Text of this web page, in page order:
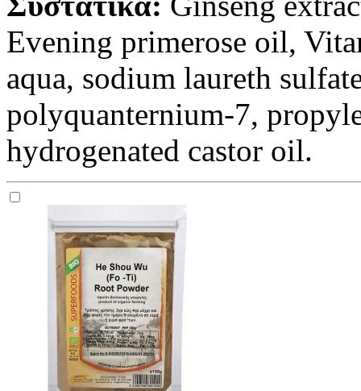
Evening primerose oil,
aqua, sodium laureth
polyquanternium-7,
hydrogenated castor oil.